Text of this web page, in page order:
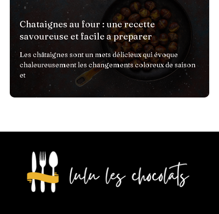
Chataignes au four : une recette
savoureuse et facile a preparer
Les châtaignes sont un mets délicieux qui évoque
chaleureusement les changements coloreux de saison
et